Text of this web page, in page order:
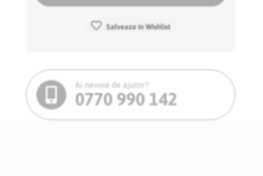
Salveaza in Wishlist
Ai nevoie de ajutor?
0770 990 142